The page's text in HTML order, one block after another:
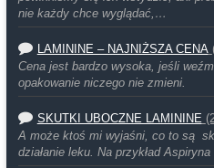
nie każdy chce wyglądać,…
LAMININE – NAJNIŻSZA CENA
Cena jest bardzo wysoka, jeśli
opakowanie niczego nie zmieni.
SKUTKI UBOCZNE LAMININE
A może ktoś mi wyjaśni, co to są
działanie leku. Na przykład